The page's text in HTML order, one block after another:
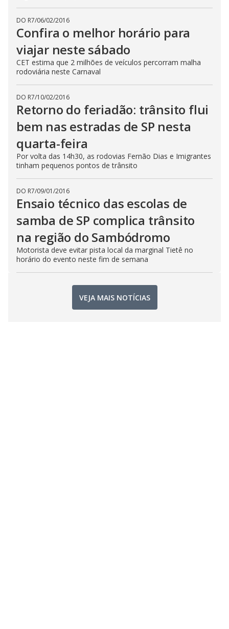
DO R7/06/02/2016
Confira o melhor horário para
viajar neste sábado
CET estima que 2 milhões de veículos percorram malha
rodoviária neste Carnaval
DO R7/10/02/2016
Retorno do feriadão: trânsito flui
bem nas estradas de SP nesta
quarta-feira
Por volta das 14h30, as rodovias Fernão Dias e Imigrantes
tinham pequenos pontos de trânsito
DO R7/09/01/2016
Ensaio técnico das escolas de
samba de SP complica trânsito
na região do Sambódromo
Motorista deve evitar pista local da marginal Tietê no
horário do evento neste fim de semana
VEJA MAIS NOTÍCIAS